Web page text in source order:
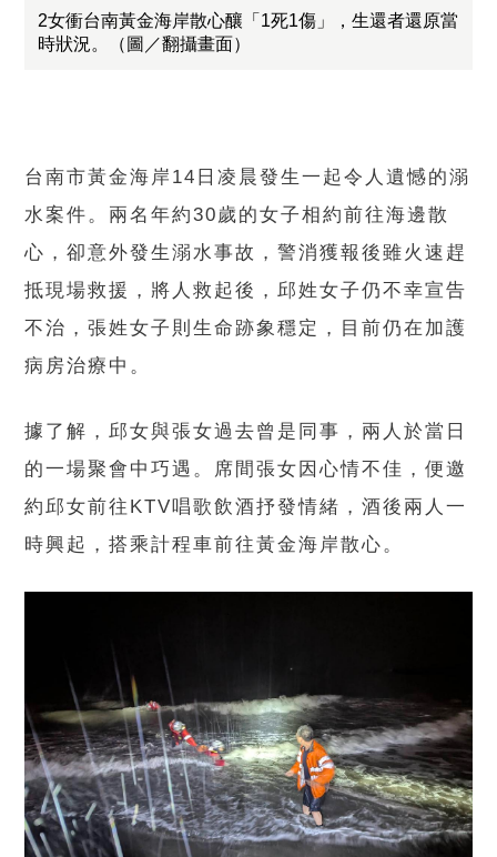
2女衝台南黃金海岸散心釀「1死1傷」，生還者還原當
時狀況。（圖／翻攝畫面）
台南市黃金海岸14日凌晨發生一起令人遺憾的溺
水案件。兩名年約30歲的女子相約前往海邊散
心，卻意外發生溺水事故，警消獲報後雖火速趕
抵現場救援，將人救起後，邱姓女子仍不幸宣告
不治，張姓女子則生命跡象穩定，目前仍在加護
病房治療中。
據了解，邱女與張女過去曾是同事，兩人於當日
的一場聚會中巧遇。席間張女因心情不佳，便邀
約邱女前往KTV唱歌飲酒抒發情緒，酒後兩人一
時興起，搭乘計程車前往黃金海岸散心。